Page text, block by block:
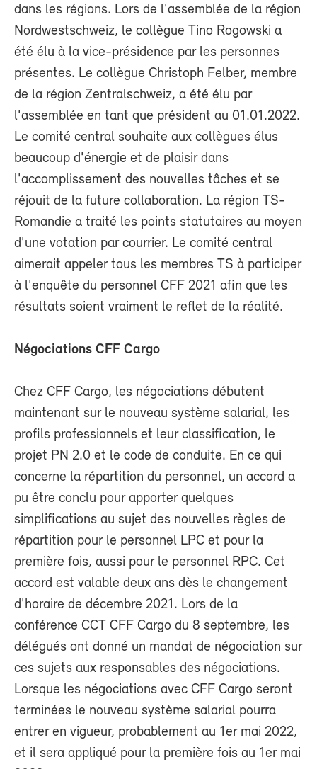
dans les régions. Lors de l'assemblée de la région
Nordwestschweiz, le collègue Tino Rogowski a
été élu à la vice-présidence par les personnes
présentes. Le collègue Christoph Felber, membre
de la région Zentralschweiz, a été élu par
l'assemblée en tant que président au 01.01.2022.
Le comité central souhaite aux collègues élus
beaucoup d'énergie et de plaisir dans
l'accomplissement des nouvelles tâches et se
réjouit de la future collaboration. La région TS-
Romandie a traité les points statutaires au moyen
d'une votation par courrier. Le comité central
aimerait appeler tous les membres TS à participer
à l'enquête du personnel CFF 2021 afin que les
résultats soient vraiment le reflet de la réalité.
Négociations CFF Cargo
Chez CFF Cargo, les négociations débutent
maintenant sur le nouveau système salarial, les
profils professionnels et leur classification, le
projet PN 2.0 et le code de conduite. En ce qui
concerne la répartition du personnel, un accord a
pu être conclu pour apporter quelques
simplifications au sujet des nouvelles règles de
répartition pour le personnel LPC et pour la
première fois, aussi pour le personnel RPC. Cet
accord est valable deux ans dès le changement
d'horaire de décembre 2021. Lors de la
conférence CCT CFF Cargo du 8 septembre, les
délégués ont donné un mandat de négociation sur
ces sujets aux responsables des négociations.
Lorsque les négociations avec CFF Cargo seront
terminées le nouveau système salarial pourra
entrer en vigueur, probablement au 1er mai 2022,
et il sera appliqué pour la première fois au 1er mai